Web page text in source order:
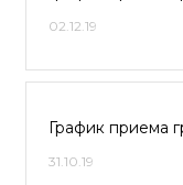
02.12.19
График приема
31.10.19